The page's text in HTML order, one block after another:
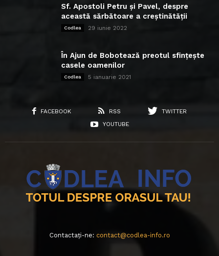
Sf. Apostoli Petru și Pavel, despre
această sărbătoare a creștinătății
Codlea 29 iunie 2022
În Ajun de Bobotează preotul sfințește
casele oamenilor
Codlea 5 ianuarie 2021
FACEBOOK RSS
TWITTER
YOUTUBE
Contactați-ne: contact@codlea-info.ro